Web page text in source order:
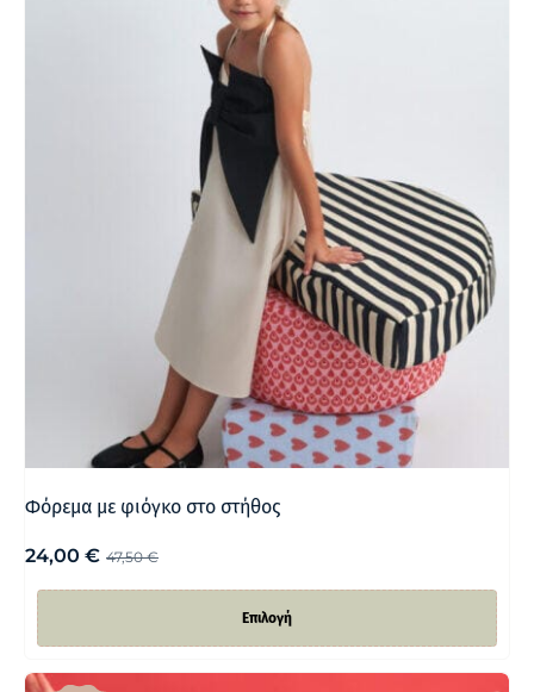
Φόρεμα με φιόγκο στο στήθος
47,50€
24,00 €
Επιλογή